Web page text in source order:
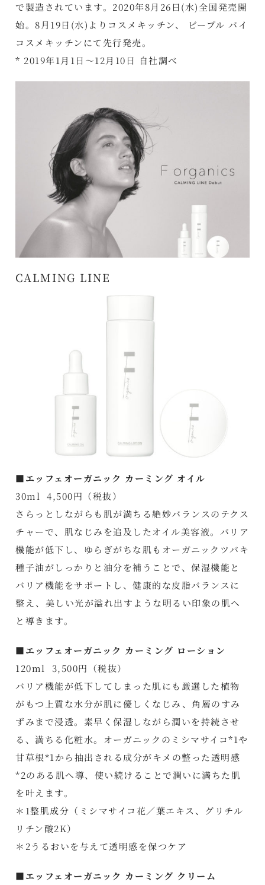
で製造されています。2020年8月26日(水)全国発売開
始。8月19日(水)よりコスメキッチン、 ビープル バイ
コスメキッチンにて先行発売。
* 2019年1月1日～12月10日 自社調べ
CALMING LINE
■エッフェオーガニック カーミング オイル
30ml 4,500円（税抜）
さらっとしながらも肌が満ちる絶妙バランスのテクス
チャーで、肌なじみを追及したオイル美容液。バリア
機能が低下し、ゆらぎがちな肌もオーガニックツバキ
種子油がしっかりと油分を補うことで、保湿機能と
バリア機能をサポートし、健康的な皮脂バランスに
整え、美しい光が溢れ出すような明るい印象の肌へ
と導きます。
■エッフェオーガニック カーミング ローション
120ml 3,500円（税抜）
バリア機能が低下してしまった肌にも厳選した植物
がもつ上質な水分が肌に優しくなじみ、角層のすみ
ずみまで浸透。素早く保湿しながら潤いを持続させ
る、満ちる化粧水。オーガニックのミシマサイコ*1や
甘草根*1から抽出される成分がキメの整った透明感
*2のある肌へ導、使い続けることで潤いに満ちた肌
を叶えます。
＊1整肌成分（ミシマサイコ花／葉エキス、グリチル
リチン酸2K）
＊2うるおいを与えて透明感を保つケア
■エッフェオーガニック カーミング クリーム